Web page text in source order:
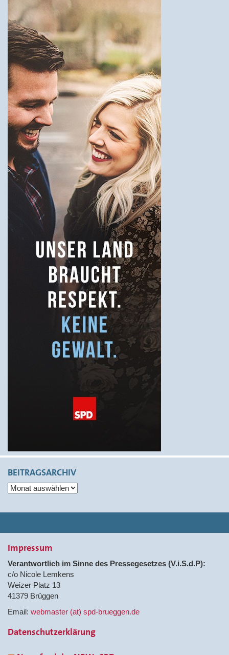
BEITRAGSARCHIV
Beitragsarchiv
Impressum
Verantwortlich im Sinne des Pressegesetzes (V.i.S.d.P):
c/o Nicole Lemkens
Weizer Platz 13
41379 Brüggen
Email: webmaster (at) spd-brueggen.de
Datenschutzerklärung